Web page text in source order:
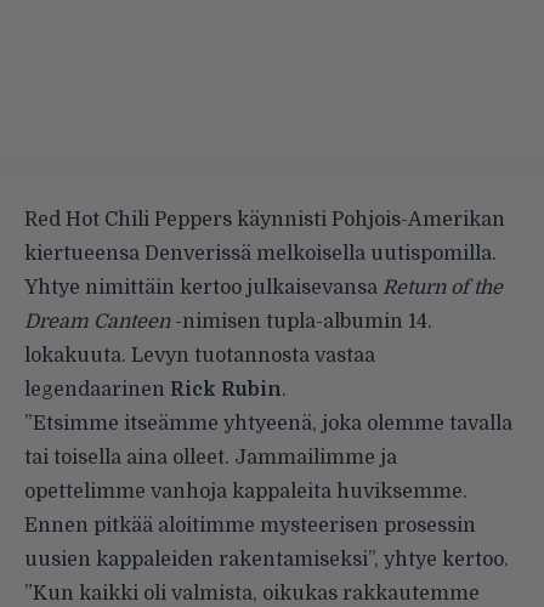
Red Hot Chili Peppers käynnisti Pohjois-Amerikan
kiertueensa Denverissä melkoisella uutispomilla.
Yhtye nimittäin kertoo julkaisevansa Return of the
Dream Canteen-nimisen tupla-albumin 14.
lokakuuta. Levyn tuotannosta vastaa
legendaarinen Rick Rubin.
”Etsimme itseämme yhtyeenä, joka olemme tavalla
tai toisella aina olleet. Jammailimme ja
opettelimme vanhoja kappaleita huviksemme.
Ennen pitkää aloitimme mysteerisen prosessin
uusien kappaleiden rakentamiseksi”, yhtye kertoo.
”Kun kaikki oli valmista, oikukas rakkautemme